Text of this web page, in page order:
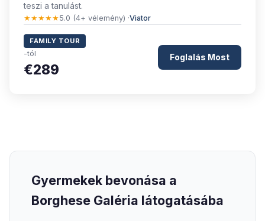
teszi a tanulást.
★★★★★5.0 (4+ vélemény) ·Viator
FAMILY TOUR
-tól
€289
Foglalás Most
Gyermekek bevonása a
Borghese Galéria látogatásába